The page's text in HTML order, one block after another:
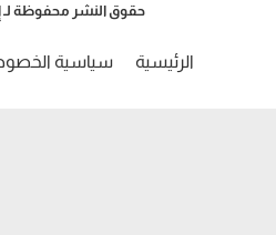
حقوق النشر محفوظة لـ
الرئيسية سياسية